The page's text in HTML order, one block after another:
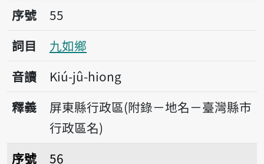
序號55九如鄉
序號
55
詞目
九如鄉
音讀
Kiú-jû-hiong
釋義
屏東縣行政區(附錄－地名－臺灣縣市
行政區名)
序號56高樹鄉
序號
56